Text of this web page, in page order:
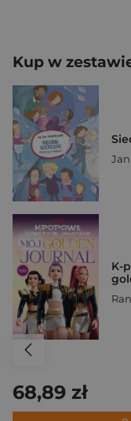
Kup w
K-
68,89 zł